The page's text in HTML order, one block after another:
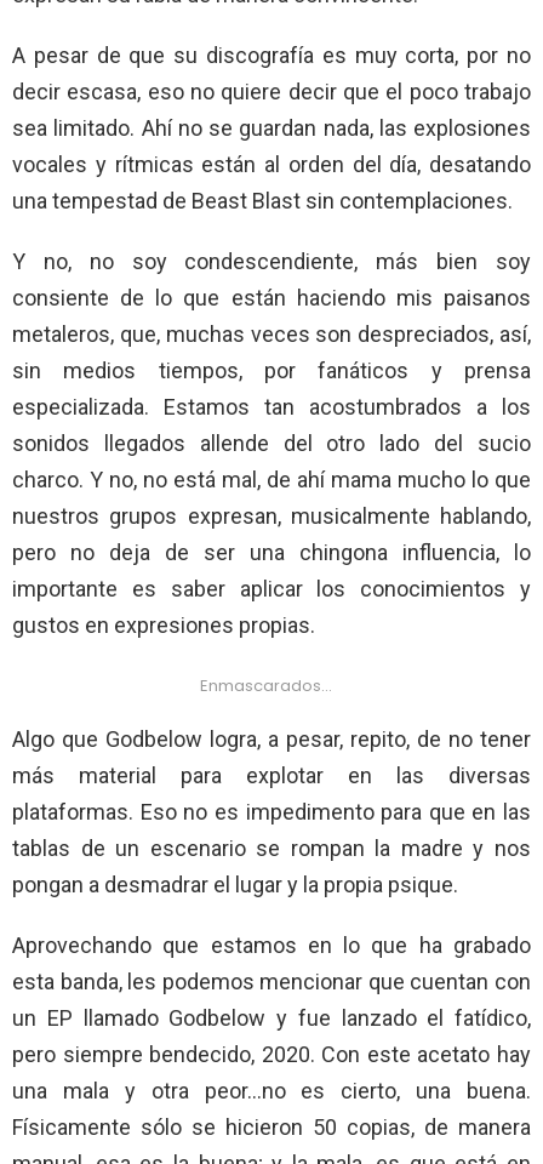
A pesar de que su discografía es muy corta, por no
decir escasa, eso no quiere decir que el poco trabajo
sea limitado. Ahí no se guardan nada, las explosiones
vocales y rítmicas están al orden del día, desatando
una tempestad de Beast Blast sin contemplaciones.
Y no, no soy condescendiente, más bien soy
consiente de lo que están haciendo mis paisanos
metaleros, que, muchas veces son despreciados, así,
sin medios tiempos, por fanáticos y prensa
especializada. Estamos tan acostumbrados a los
sonidos llegados allende del otro lado del sucio
charco. Y no, no está mal, de ahí mama mucho lo que
nuestros grupos expresan, musicalmente hablando,
pero no deja de ser una chingona influencia, lo
importante es saber aplicar los conocimientos y
gustos en expresiones propias.
Enmascarados…
Algo que Godbelow logra, a pesar, repito, de no tener
más material para explotar en las diversas
plataformas. Eso no es impedimento para que en las
tablas de un escenario se rompan la madre y nos
pongan a desmadrar el lugar y la propia psique.
Aprovechando que estamos en lo que ha grabado
esta banda, les podemos mencionar que cuentan con
un EP llamado Godbelow y fue lanzado el fatídico,
pero siempre bendecido, 2020. Con este acetato hay
una mala y otra peor…no es cierto, una buena.
Físicamente sólo se hicieron 50 copias, de manera